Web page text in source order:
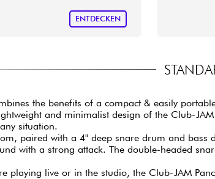
ENTDECKEN
the benefits of a compact & easily
and minimalist design of the Club-
situation.
paired with a 4" deep snare drum and
with a strong attack. The double-headed
playing live or in the studio, the Club-JAM